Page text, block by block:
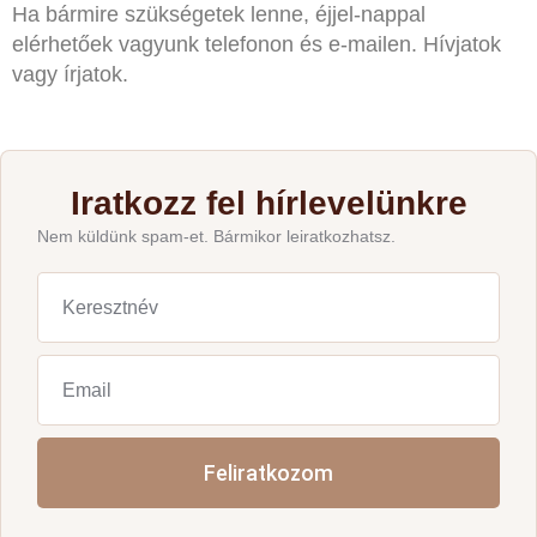
Ha bármire szükségetek lenne, éjjel-nappal
elérhetőek vagyunk telefonon és e-mailen. Hívjatok
vagy írjatok.
Iratkozz fel hírlevelünkre
Nem küldünk spam-et. Bármikor leiratkozhatsz.
Feliratkozom